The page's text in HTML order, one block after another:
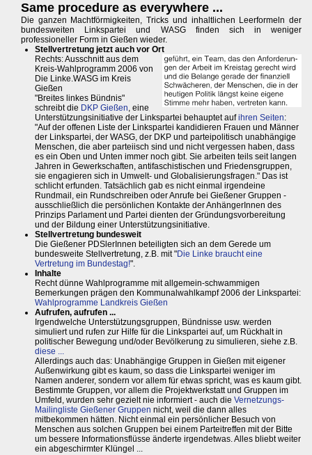
Same procedure as everywhere ...
Die ganzen Machtförmigkeiten, Tricks und inhaltlichen Leerformeln der
bundesweiten Linkspartei und WASG finden sich in weniger
professioneller Form in Gießen wieder.
Stellvertretung jetzt auch vor Ort
Rechts: Ausschnitt aus dem
Kreis-Wahlprogramm 2006 von
Die Linke.WASG im Kreis
Gießen
"Breites linkes Bündnis"
schreibt die DKP Gießen, eine
Unterstützungsinitiative der Linkspartei behauptet aufihren Seiten:
"Auf der offenen Liste der Linkspartei kandidieren Frauen und Männer
der Linkspartei, der WASG, der DKP und parteipolitisch unabhängige
Menschen, die aber parteiisch sind und nicht vergessen haben, dass
es ein Oben und Unten immer noch gibt. Sie arbeiten teils seit langen
Jahren in Gewerkschaften, antifaschistischen und Friedensgruppen,
sie engagieren sich in Umwelt- und Globalisierungsfragen." Das ist
schlicht erfunden. Tatsächlich gab es nicht einmal irgendeine
Rundmail, ein Rundschreiben oder Anrufe bei Gießener Gruppen -
ausschließlich die persönlichen Kontakte der AnhängerInnen des
Prinzips Parlament und Partei dienten der Gründungsvorbereitung
und der Bildung einer Unterstützungsinitiative.
Stellvertretung bundesweit
Die Gießener PDSlerInnen beteiligten sich an dem Gerede um
bundesweite Stellvertretung, z.B. mit "Die Linke braucht eine
Vertretung im Bundestag!".
Inhalte
Recht dünne Wahlprogramme mit allgemein-schwammigen
Bemerkungen prägen den Kommunalwahlkampf 2006 der Linkspartei:
Wahlprogramme Landkreis Gießen
Aufrufen, aufrufen ...
Irgendwelche Unterstützungsgruppen, Bündnisse usw. werden
simuliert und rufen zur Hilfe für die Linkspartei auf, um Rückhalt in
politischer Bewegung und/oder Bevölkerung zu simulieren, siehe z.B.
diese ...
Allerdings auch das: Unabhängige Gruppen in Gießen mit eigener
Außenwirkung gibt es kaum, so dass die Linkspartei weniger im
Namen anderer, sondern vor allem für etwas spricht, was es kaum gibt.
Bestimmte Gruppen, vor allem die Projektwerkstatt und Gruppen im
Umfeld, wurden sehr gezielt nie informiert - auch die Vernetzungs-
Mailingliste Gießener Gruppen nicht, weil die dann alles
mitbekommen hätten. Nicht einmal ein persönlicher Besuch von
Menschen aus solchen Gruppen bei einem Parteitreffen mit der Bitte
um bessere Informationsflüsse änderte irgendetwas. Alles bliebt weiter
ein abgeschirmter Klüngel ...